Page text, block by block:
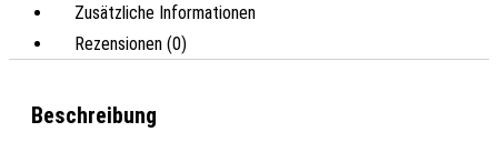
Zusätzliche Informationen
Rezensionen (0)
Beschreibung